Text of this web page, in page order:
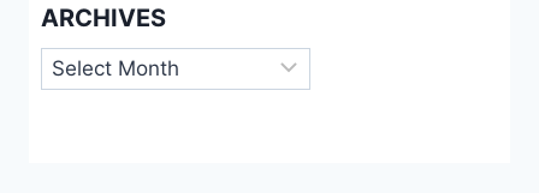
ARCHIVES
Archives